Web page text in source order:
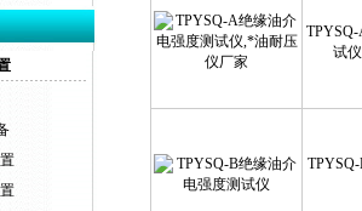
试